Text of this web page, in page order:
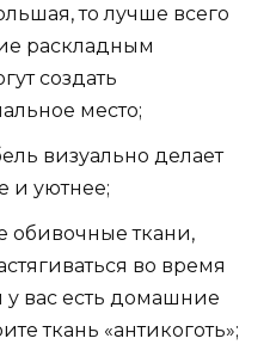
то лучше всего
раскладным
создать
место;
визуально делает
и уютнее;
обивочные ткани,
во время
у вас есть домашние
ткань «антикоготь»;